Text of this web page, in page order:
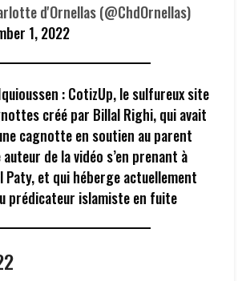
d'Ornellas (@ChdOrnellas)
1, 2022
: CotizUp, le sulfureux site
créé par Billal Righi, qui avait
cagnotte en soutien au parent
auteur de la vidéo s’en prenant à
Paty, et qui héberge actuellement
prédicateur islamiste en fuite